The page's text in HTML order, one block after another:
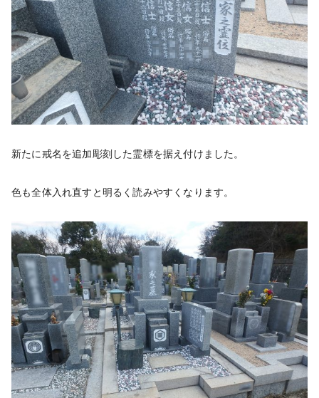
新たに戒名を追加彫刻した霊標を据え付けました。
色も全体入れ直すと明るく読みやすくなります。